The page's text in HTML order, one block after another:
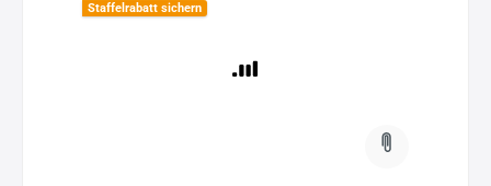
Staffelrabatt sichern